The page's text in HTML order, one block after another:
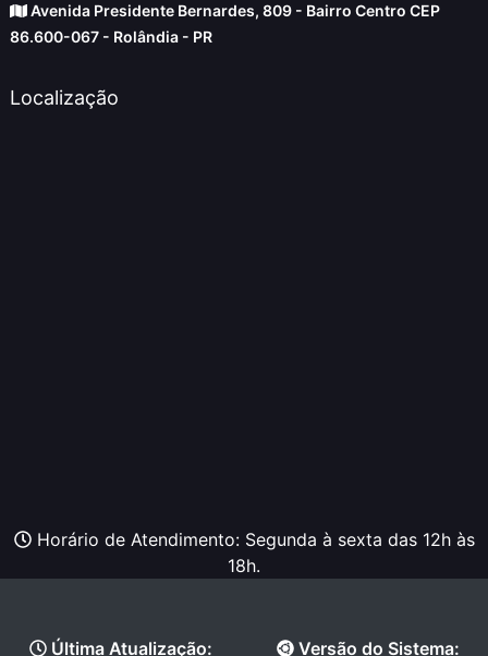
Avenida Presidente Bernardes, 809 - Bairro Centro CEP
86.600-067 - Rolândia - PR
Localização
Horário de Atendimento: Segunda à sexta das 12h às
18h.
Última Atualização: Versão do Sistema: